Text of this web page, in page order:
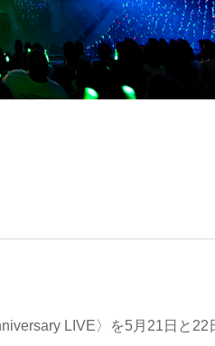
LIVE〉を5月21日と